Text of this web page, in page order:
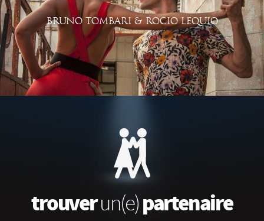
BRUNO TOMBARI & ROCIO LEQUIO
trouverun(e)partenaire